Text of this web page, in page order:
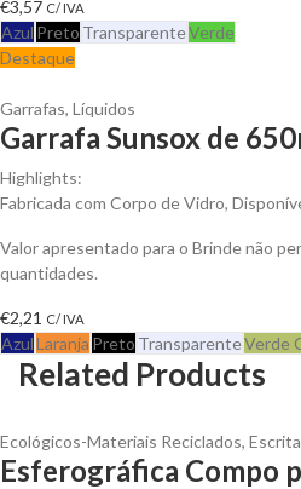
€3,57 C/ IVA
Azul Preto TransparenteVerde
Destaque
Garrafas, Líquidos
Garrafa Sunsox de
Highlights:
Fabricada com Corpo de Vidro,
Valor apresentado para o Brinde não
quantidades.
€2,21 C/ IVA
AzulLaranja Preto TransparenteVerde
Related Products
Ecológicos-Materiais Reciclados, Escrita
Esferográfica Compo